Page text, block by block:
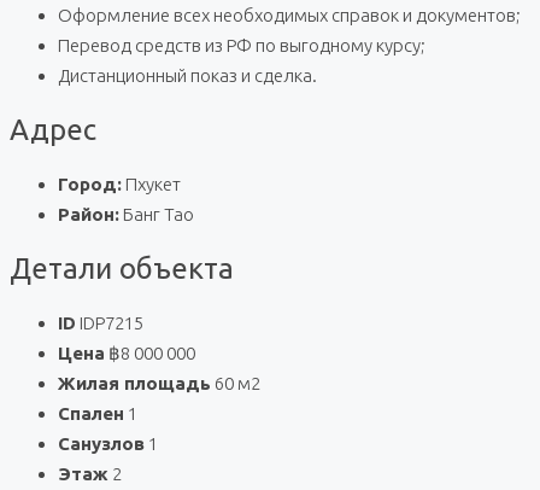
Оформление всех необходимых справок и документов;
Перевод средств из РФ по выгодному курсу;
Дистанционный показ и сделка.
Адрес
Город: Пхукет
Район: Банг Тао
Детали объекта
ID IDP7215
Цена ฿8 000 000
Жилая площадь 60 м2
Спален 1
Санузлов 1
Этаж 2